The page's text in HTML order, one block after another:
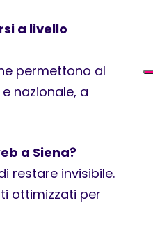
a livello
permettono al
nazionale, a
a Siena?
restare invisibile.
ottimizzati per